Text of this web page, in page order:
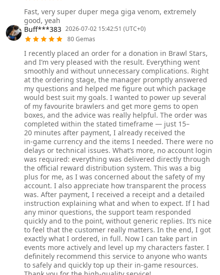
Fast, very super duper mega giga venom, extremely
good, yeah
Buff***383 2026-07-02 15:42:51 (UTC+0)
80 Gemas
I recently placed an order for a donation in Brawl Stars,
and I’m very pleased with the result. Everything went
smoothly and without unnecessary complications. Right
at the ordering stage, the manager promptly answered
my questions and helped me figure out which package
would best suit my goals. I wanted to power up several
of my favourite brawlers and get more gems to open
boxes, and the advice was really helpful. The order was
completed within the stated timeframe — just 15–
20 minutes after payment, I already received the
in‑game currency and the items I needed. There were no
delays or technical issues. What’s more, no account login
was required: everything was delivered directly through
the official reward distribution system. This was a big
plus for me, as I was concerned about the safety of my
account. I also appreciate how transparent the process
was. After payment, I received a receipt and a detailed
instruction explaining what and when to expect. If I had
any minor questions, the support team responded
quickly and to the point, without generic replies. It’s nice
to feel that the customer really matters. In the end, I got
exactly what I ordered, in full. Now I can take part in
events more actively and level up my characters faster. I
definitely recommend this service to anyone who wants
to safely and quickly top up their in‑game resources.